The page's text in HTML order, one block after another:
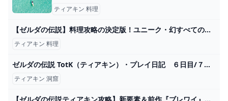
ティアキン 料理
【ゼルダの伝説】料理攻略の決定版！ユニーク・幻すべての料理を完成させる！ブレスオブザワイルド【naotin】 - YouTube
ティアキン 料理
ゼルダの伝説 TotK（ティアキン）・プレイ日記 ６日目/７日目 - ちょっとしたゲーム日記：楽天ブログ
ティアキン 洞窟